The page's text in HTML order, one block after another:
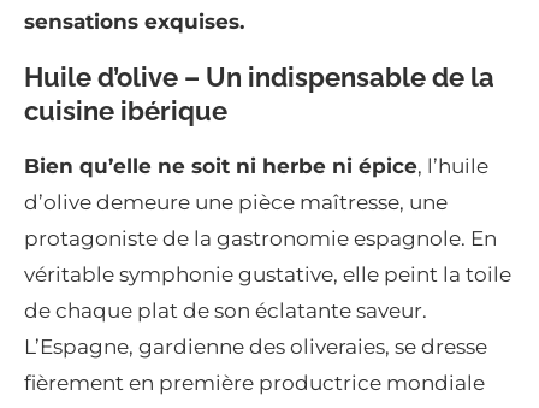
sensations exquises.
Huile d’olive – Un indispensable de la
cuisine ibérique
Bien qu’elle ne soit ni herbe ni épice, l’huile
d’olive demeure une pièce maîtresse, une
protagoniste de la gastronomie espagnole. En
véritable symphonie gustative, elle peint la toile
de chaque plat de son éclatante saveur.
L’Espagne, gardienne des oliveraies, se dresse
fièrement en première productrice mondiale